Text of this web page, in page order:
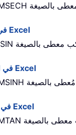
دالة IMSIN في Excel
دالة IMSINH في Excel
دالة IMTAN في Excel